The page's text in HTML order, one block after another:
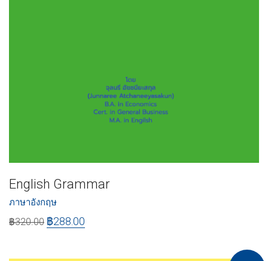
English Grammar
ภาษาอังกฤษ
฿320.00 ฿288.00